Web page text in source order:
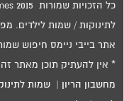
לתינוקות / שמות לילדים.
אתר בייבי ניימס חיפוש
* אין להעתיק תוכן מאתר
מחשבון הריון |שמות